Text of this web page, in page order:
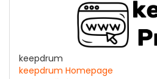
keepdrum
keepdrum Homepage